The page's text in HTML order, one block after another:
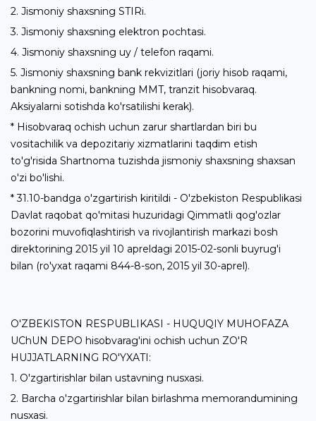
2. Jismoniy shaxsning STIRi.
3. Jismoniy shaxsning elektron pochtasi.
4. Jismoniy shaxsning uy / telefon raqami.
5. Jismoniy shaxsning bank rekvizitlari (joriy hisob raqami,
bankning nomi, bankning MMT, tranzit hisobvaraq.
Aksiyalarni sotishda ko'rsatilishi kerak).
* Hisobvaraq ochish uchun zarur shartlardan biri bu
vositachilik va depozitariy xizmatlarini taqdim etish
to'g'risida Shartnoma tuzishda jismoniy shaxsning shaxsan
o'zi bo'lishi.
* 31.10-bandga o'zgartirish kiritildi - O'zbekiston Respublikasi
Davlat raqobat qo'mitasi huzuridagi Qimmatli qog'ozlar
bozorini muvofiqlashtirish va rivojlantirish markazi bosh
direktorining 2015 yil 10 apreldagi 2015-02-sonli buyrug'i
bilan (ro'yxat raqami 844-8-son, 2015 yil 30-aprel).
O'ZBEKISTON RESPUBLIKASI - HUQUQIY MUHOFAZA
UChUN DEPO hisobvarag'ini ochish uchun ZO'R
HUJJATLARNING RO'YXATI:
1. O'zgartirishlar bilan ustavning nusxasi.
2. Barcha o'zgartirishlar bilan birlashma memorandumining
nusxasi.